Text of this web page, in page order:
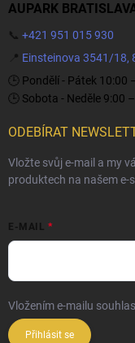
AUPARK
📞 +421 951 015 930
📍 Einsteinova 3541/18,
🕒 Pondělí - Pátek 10:00
🕒 Sobota - Neděle 9:00
ODEBÍRAT
Vložte svůj e-mail a my
produktech na našem e-
E-MAIL
Vložením e-mailu
Přihlásit se